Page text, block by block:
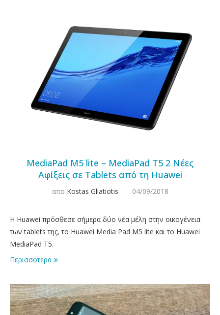
MediaPad M5 lite – MediaPad T5 2 Νέες
Αφίξεις σε Tablets από τη Huawei
απο Kostas Gliatiotis 04/09/2018
Η Huawei πρόσθεσε σήμερα δύο νέα μέλη στην οικογένεια
των tablets της, το Huawei Media Pad M5 lite και το Huawei
MediaPad T5.
Περισσοτερα